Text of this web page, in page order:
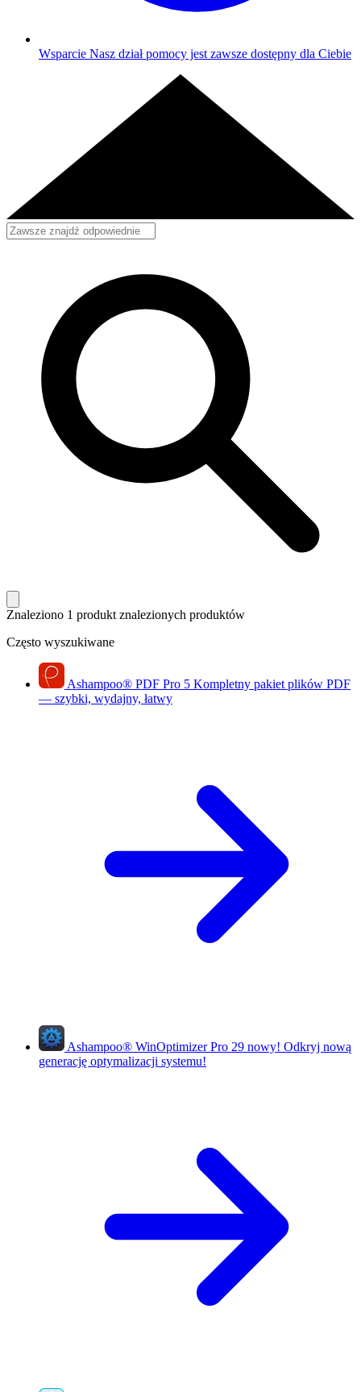
Wsparcie Nasz dział pomocy jest zawsze dostępny dla Ciebie
Znaleziono 1 produkt znalezionych produktów
Często wyszukiwane
Ashampoo® PDF Pro 5 Kompletny pakiet plików PDF
— szybki, wydajny, łatwy
Ashampoo® WinOptimizer Pro 29 nowy! Odkryj nową
generację optymalizacji systemu!